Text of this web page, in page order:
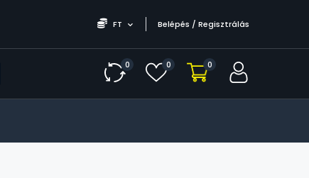
FT Belépés / Regisztrálás
0 0 0